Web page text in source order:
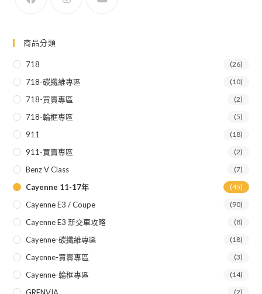
商品分類
718 (26)
718-碳纖維專區 (10)
718-買賣專區 (2)
718-輪框專區 (5)
911 (18)
911-買賣專區 (2)
Benz V Class (7)
Cayenne 11-17年 (45)
Cayenne E3 / Coupe (90)
Cayenne E3 新交車攻略 (8)
Cayenne-碳纖維專區 (18)
Cayenne-買賣專區 (3)
Cayenne-輪框專區 (14)
(2)